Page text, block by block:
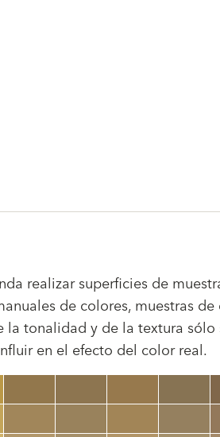
realizar superficies de
de colores, muestras
tonalidad y de la textura sólo
en el efecto del color real.